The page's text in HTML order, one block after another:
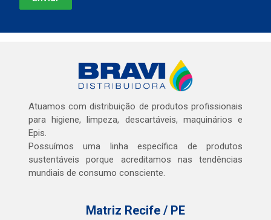
Atuamos com distribuição de produtos profissionais
para higiene, limpeza, descartáveis, maquinários e
Epis.
Possuímos uma linha específica de produtos
sustentáveis porque acreditamos nas tendências
mundiais de consumo consciente.
Matriz Recife / PE